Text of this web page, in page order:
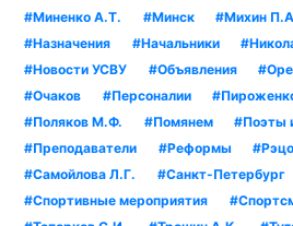
#Миненко А.Т.
#Минск #Михин
#Назначения
#Начальники
#Новости УСВУ
#Объявления
#Очаков
#Персоналии
#Поляков М.Ф.
#Помянем #Поэты
#Преподаватели
#Реформы
#Самойлова Л.Г.
#Санкт-Петербург
#Спортивные мероприятия